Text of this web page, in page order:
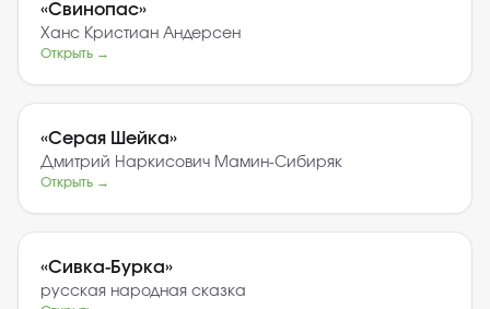
«Свинопас»
Ханс Кристиан Андерсен
Открыть →
«Серая Шейка»
Дмитрий Наркисович Мамин-Сибиряк
Открыть →
«Сивка-Бурка»
русская народная сказка